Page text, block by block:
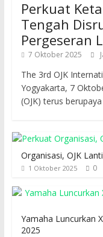
Perkuat
Tengah
Pergeseran
7 Oktober 2025
The 3rd OJK
Yogyakarta, 7
(OJK) terus
Organisasi, OJK
1 Oktober 2025 0
Yamaha Luncurkan
2025